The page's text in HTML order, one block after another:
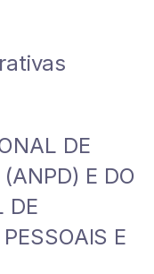
DE
(ANPD) E DO
DE
PESSOAIS E